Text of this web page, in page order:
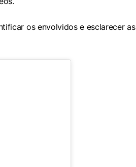
os envolvidos e esclarecer as